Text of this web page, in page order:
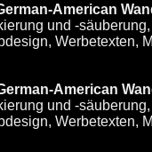
American
und -
Werbetexten,
American
und -
Werbetexten,